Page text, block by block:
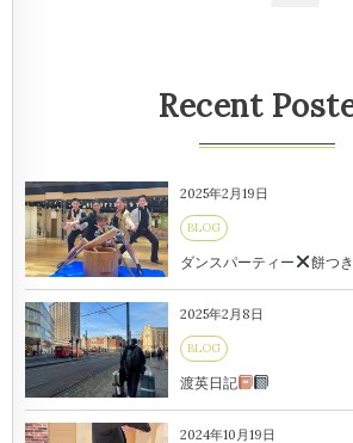
Recent
2025年2月19日
BLOG
ダンスパーティー 餅つき
2025年2月8日
BLOG
渡英日記
2024年10月19日